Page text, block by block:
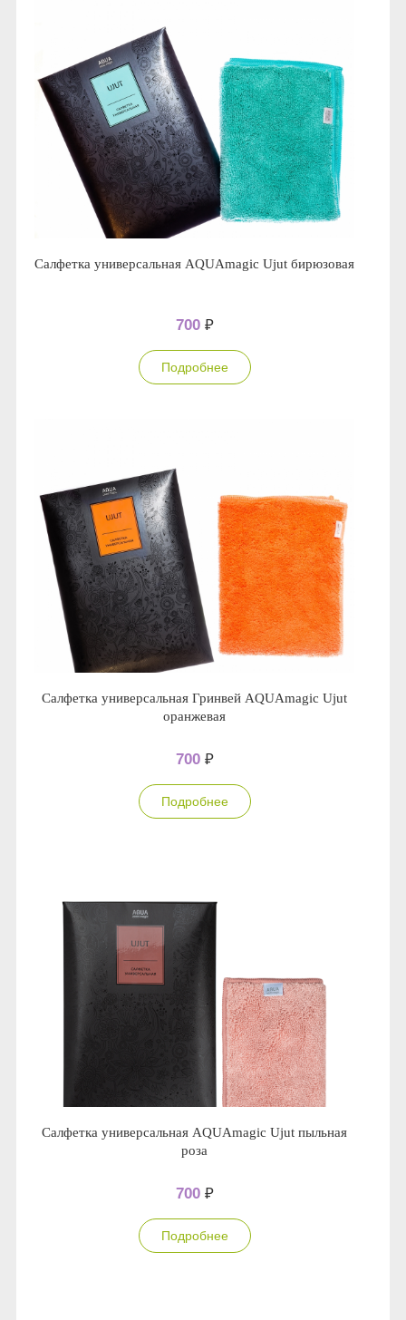
Салфетка универсальная AQUAmagic Ujut бирюзовая
700 ₽
Подробнее
Салфетка универсальная Гринвей AQUAmagic Ujut
оранжевая
700 ₽
Подробнее
Салфетка универсальная AQUAmagic Ujut пыльная
роза
700 ₽
Подробнее